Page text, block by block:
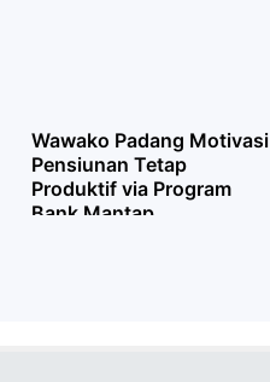
Wawako Padang Motivasi
Pensiunan Tetap
Produktif via Program
Bank Mantap